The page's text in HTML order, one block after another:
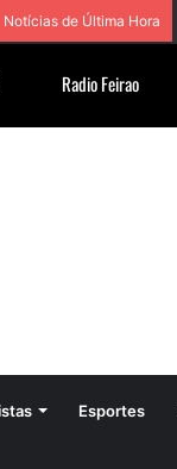
Notícias de Última Hora
Esportes